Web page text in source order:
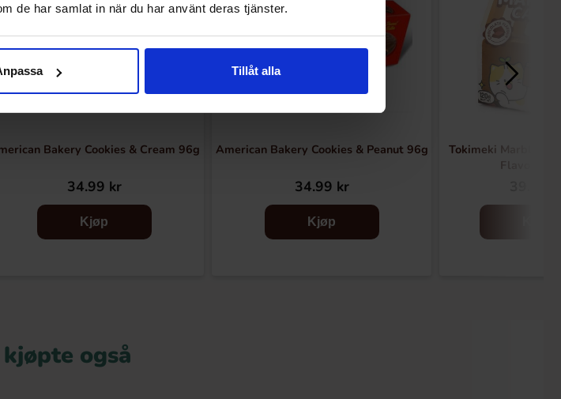
de har samlat in när du har använt deras tjänster.
Tillåt alla
Bakery Cookies & Cream 96g
34.99 kr
Kjøp
American Bakery Cookies & Peanut 96g
34.99 kr
Kjøp
Tokimeki Marble
Flavour
også